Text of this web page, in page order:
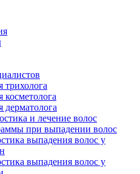
трихолога
косметолога
дерматолога
и лечение волос
при выпадении волос
выпадения волос у
выпадения волос у